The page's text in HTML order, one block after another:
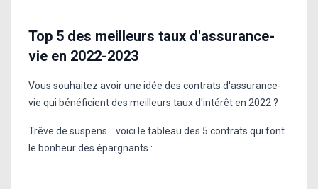
Top 5 des meilleurs taux d'assurance-
vie en 2022-2023
Vous souhaitez avoir une idée des contrats d'assurance-
vie qui bénéficient des meilleurs taux d'intérêt en 2022 ?
Trêve de suspens... voici le tableau des 5 contrats qui font
le bonheur des épargnants :